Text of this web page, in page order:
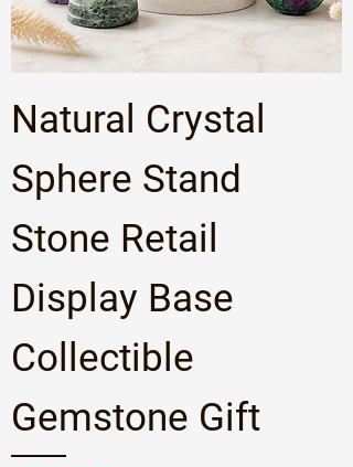
Natural Crystal
Sphere Stand
Stone Retail
Display Base
Collectible
Gemstone Gift